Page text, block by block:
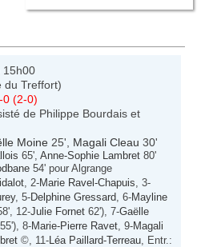
15h00
du Treffort)
0 (2-0)
de Philippe Bourdais et
Moine 25', Magali Cleau 30'
65', Anne-Sophie Lambret 80'
54' pour Algrange
, 2-Marie Ravel-Chapuis , 3-
, 5-Delphine Gressard , 6-Mayline
12-Julie Fornet 62'), 7-Gaëlle
55'), 8-Marie-Pierre Ravet , 9-Magali
©, 11- Léa Paillard-Terreau , Entr.: